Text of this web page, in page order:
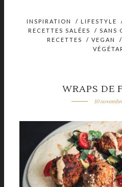
INSPIRATION / LIFESTYLE
RECETTES SALÉES
/ SANS
RECETTES
/ VEGAN /
WRAPS DE
10